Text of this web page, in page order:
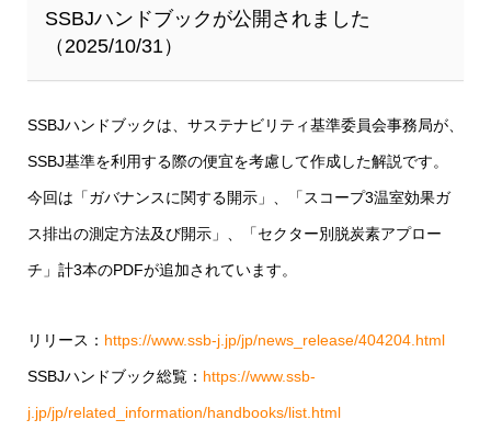
SSBJハンドブックが公開されました
（2025/10/31）
SSBJハンドブックは、サステナビリティ基準委員会事務局が、
SSBJ基準を利用する際の便宜を考慮して作成した解説です。
今回は「ガバナンスに関する開示」、「スコープ3温室効果ガ
ス排出の測定方法及び開示」、「セクター別脱炭素アプロー
チ」計3本のPDFが追加されています。
リリース： https://www.ssb-j.jp/jp/news_release/404204.html
SSBJハンドブック総覧： https://www.ssb-
j.jp/jp/related_information/handbooks/list.html